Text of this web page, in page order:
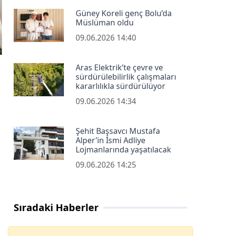
Güney Koreli genç Bolu’da
Müslüman oldu
09.06.2026 14:40
Aras Elektrik’te çevre ve
sürdürülebilirlik çalışmaları
kararlılıkla sürdürülüyor
09.06.2026 14:34
Şehit Başsavcı Mustafa
Alper’in İsmi Adliye
Lojmanlarında yaşatılacak
09.06.2026 14:25
Sıradaki Haberler